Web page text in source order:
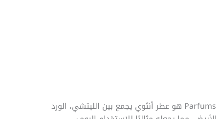
عطر Delina من Parfums de Marly هو عطر أنثوي يجمع بين الليتشي، الورد